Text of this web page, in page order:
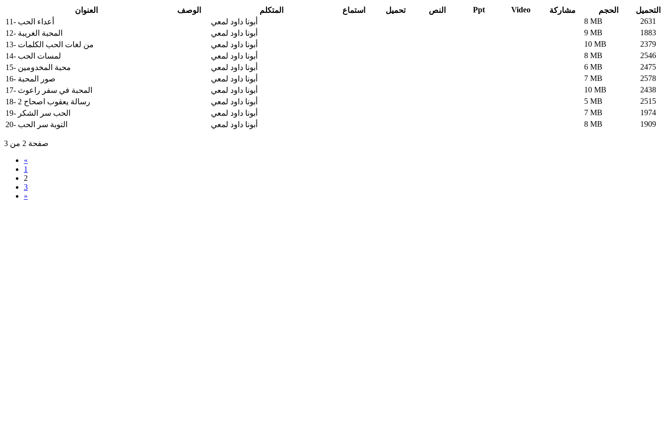
العنوان الوصف المتكلم استماع تحميل النص Ppt Video مشاركة الحجم
التحميل
11- أعداء الحب
أبونا داود لمعي 8 MB
2631
12- المحبة الغريبة
أبونا داود لمعي 9 MB
1883
13- من لغات الحب الكلمات
أبونا داود لمعي 10 MB
2379
14- لمسات الحب
أبونا داود لمعي 8 MB
2546
15- محبة المخدومين
أبونا داود لمعي 6 MB
2475
16- صور المحبة
أبونا داود لمعي 7 MB
2578
17- المحبة في سفر راعوث
أبونا داود لمعي 10 MB
2438
18- رسالة يعقوب اصحاح 2
أبونا داود لمعي 5 MB
2515
19- الحب سر الشكر
أبونا داود لمعي 7 MB
1974
20- التوبة سر الحب
أبونا داود لمعي 8 MB 1909
صفحة 2 من 3
«
1
2
3
»